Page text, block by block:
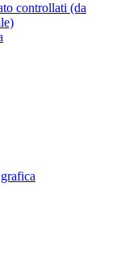
controllati (da